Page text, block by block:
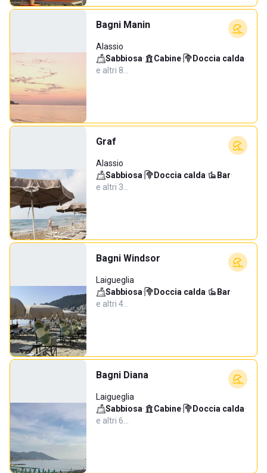
Bagni Manin
Alassio
Sabbiosa· Cabine· Doccia calda·
e altri 8…
Graf
Alassio
Sabbiosa· Doccia calda· Bar·
e altri 3…
Bagni Windsor
Laigueglia
Sabbiosa· Doccia calda· Bar·
e altri 4…
Bagni Diana
Laigueglia
Sabbiosa· Cabine· Doccia calda·
e altri 6…